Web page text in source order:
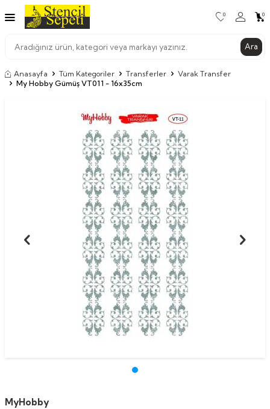
Ara
0 0
Anasayfa Tüm Kategoriler Transferler
Varak Transfer
My Hobby Gümüş VT011 - 16x35cm
MyHobby